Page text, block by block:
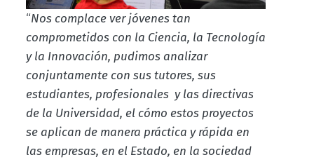
“Nos complace ver jóvenes tan
comprometidos con la Ciencia, la Tecnología
y la Innovación, pudimos analizar
conjuntamente con sus tutores, sus
estudiantes, profesionales y las directivas
de la Universidad, el cómo estos proyectos
se aplican de manera práctica y rápida en
las empresas, en el Estado, en la sociedad